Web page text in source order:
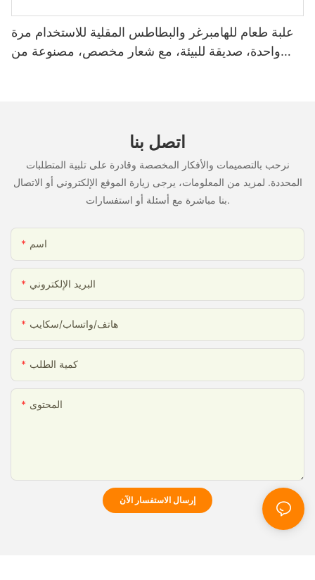
علبة طعام للهامبرغر والبطاطس المقلية للاستخدام مرة
واحدة، صديقة للبيئة، مع شعار مخصص، مصنوعة من
اتصل بنا
نرحب بالتصميمات والأفكار المخصصة وقادرة على تلبية المتطلبات
المحددة. لمزيد من المعلومات، يرجى زيارة الموقع الإلكتروني أو الاتصال
بنا مباشرة مع أسئلة أو استفسارات.
اسم
البريد الإلكتروني
هاتف/واتساب/سكايب
كمية الطلب
المحتوى
إرسال الاستفسار الآن